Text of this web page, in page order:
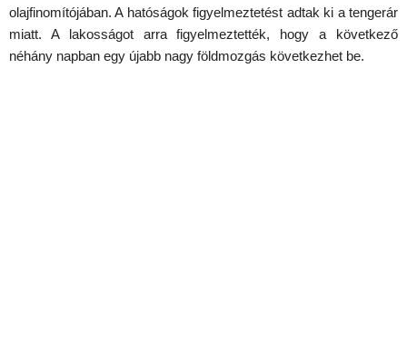
olajfinomítójában. A hatóságok figyelmeztetést adtak ki a tengerár
miatt. A lakosságot arra figyelmeztették, hogy a következő
néhány napban egy újabb nagy földmozgás következhet be.